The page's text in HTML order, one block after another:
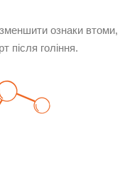
ознаки втоми,
після гоління.